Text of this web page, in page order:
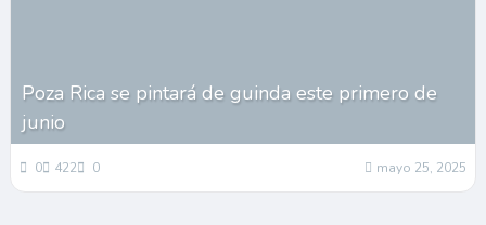
Poza Rica se pintará de guinda este primero de
junio
0 422 0 mayo 25, 2025